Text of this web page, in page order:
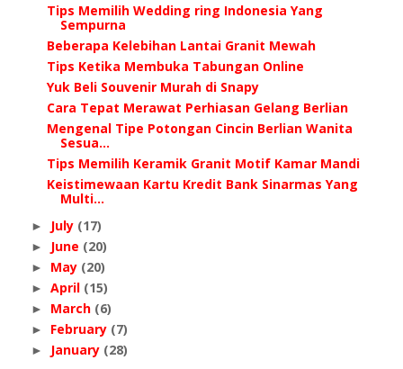
Tips Memilih Wedding ring Indonesia Yang
Sempurna
Beberapa Kelebihan Lantai Granit Mewah
Tips Ketika Membuka Tabungan Online
Yuk Beli Souvenir Murah di Snapy
Cara Tepat Merawat Perhiasan Gelang Berlian
Mengenal Tipe Potongan Cincin Berlian Wanita
Sesua...
Tips Memilih Keramik Granit Motif Kamar Mandi
Keistimewaan Kartu Kredit Bank Sinarmas Yang
Multi...
► July (17)
► June (20)
► May (20)
► April (15)
► March (6)
► February (7)
► January (28)